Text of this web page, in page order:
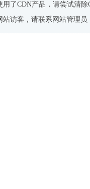
用了CDN产品，请尝试清除
站访客，请联系网站管理员